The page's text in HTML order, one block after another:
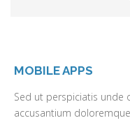
MOBILE APPS
Sed ut perspiciatis unde
accusantium